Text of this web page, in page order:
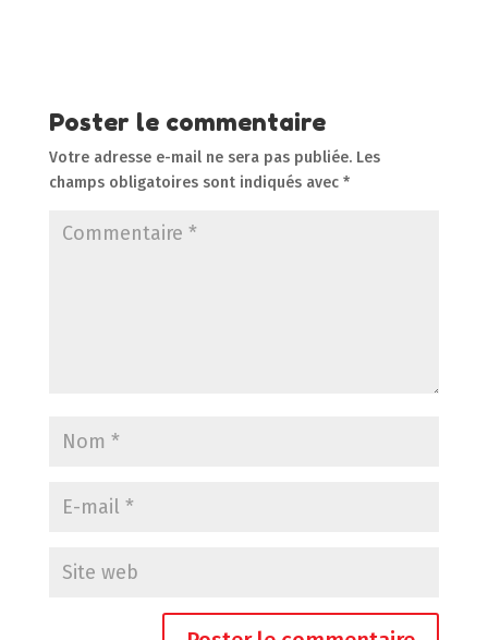
Poster le commentaire
Votre adresse e-mail ne sera pas publiée. Les
champs obligatoires sont indiqués avec *